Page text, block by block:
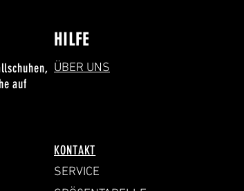
HILFE
auf
ÜBER UNS
KONTAKT
SERVICE